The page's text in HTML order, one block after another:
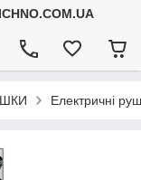
Електричні